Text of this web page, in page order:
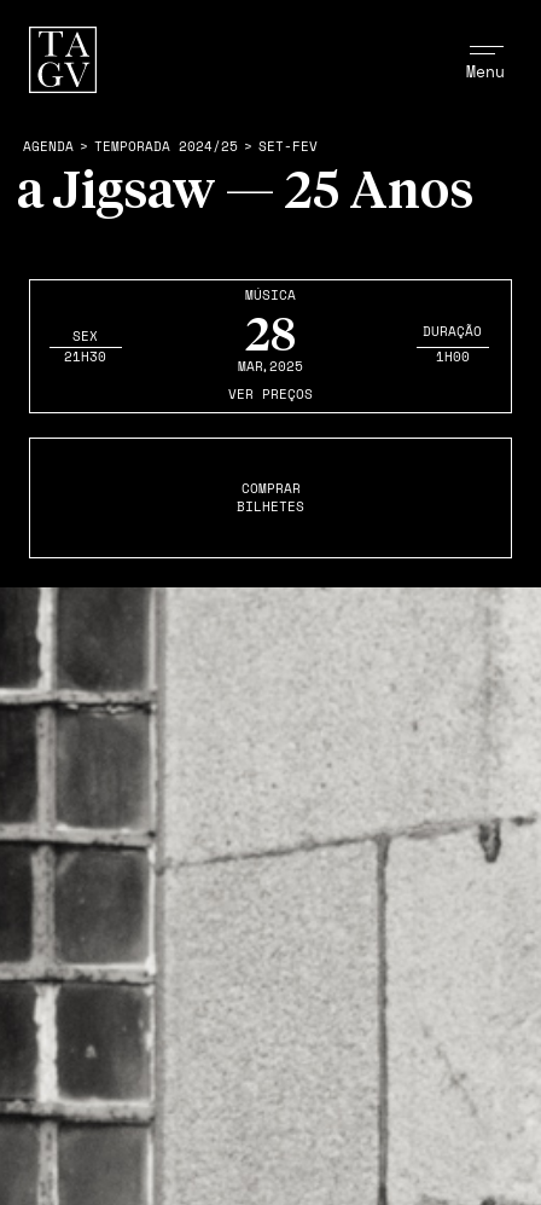
Menu
MÚSICA
28
MAR,2025
SEX
21H30
DURAÇÃO
1H00
VER PREÇOS
COMPRAR
BILHETES
AGENDA > TEMPORADA 2024/25 > SET-FEV
a Jigsaw — 25 Anos